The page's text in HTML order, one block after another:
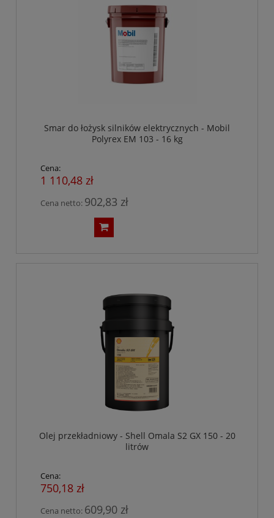
Smar do łożysk silników elektrycznych - Mobil
Polyrex EM 103 - 16 kg
Cena:
1 110,48 zł
Cena netto: 902,83 zł
Olej przekładniowy - Shell Omala S2 GX 150 - 20
litrów
Cena:
750,18 zł
Cena netto: 609,90 zł